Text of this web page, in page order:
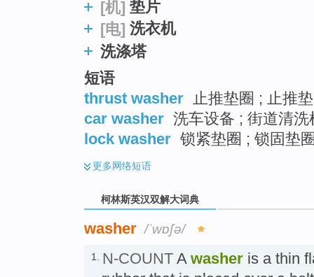
[机] 垫片
[电] 洗衣机
洗涤塔
短语
thrust washer 止推垫圈 ; 止推
car washer 洗车设备 ; 街道清
lock washer 锁紧垫圈 ; 锁固垫
更多网络短语
柯林斯英汉双解大词典
washer /ˈwɒʃə/
1. N-COUNT A washer is a thin